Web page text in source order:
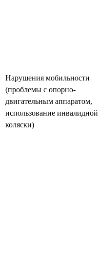
Нарушения мобильности
(проблемы с опорно-
двигательным аппаратом,
использование инвалидной
коляски)